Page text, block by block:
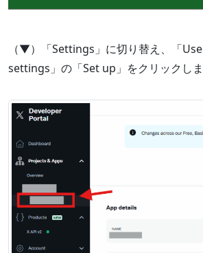
（▼）「Settings」に切り替え、「
settings」の「Set up」をクリックし